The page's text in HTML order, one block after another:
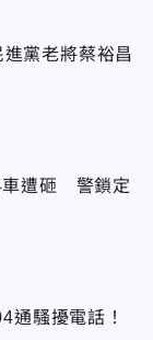
黨老將蔡裕昌
車遭砸 警鎖定
通騷擾電話！